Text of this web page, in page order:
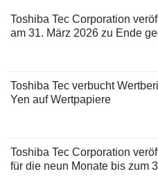
Toshiba Tec Corporation
am 31. März 2026 zu Ende
Toshiba Tec verbucht
Yen auf Wertpapiere
Toshiba Tec Corporation
für die neun Monate bis zum